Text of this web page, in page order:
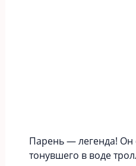
Парень — легенда! Он
тонувшего в воде